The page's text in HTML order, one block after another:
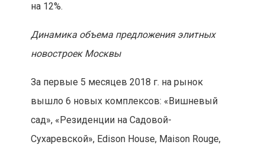
на 12%.
Динамика объема предложения элитных
новостроек Москвы
За первые 5 месяцев 2018 г. на рынок
вышло 6 новых комплексов: «Вишневый
сад», «Резиденции на Садовой-
Сухаревской», Edison House, Maison Rouge,